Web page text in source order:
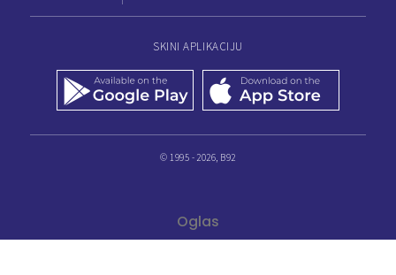
SKINI APLIKACIJU
© 1995 - 2026, B92